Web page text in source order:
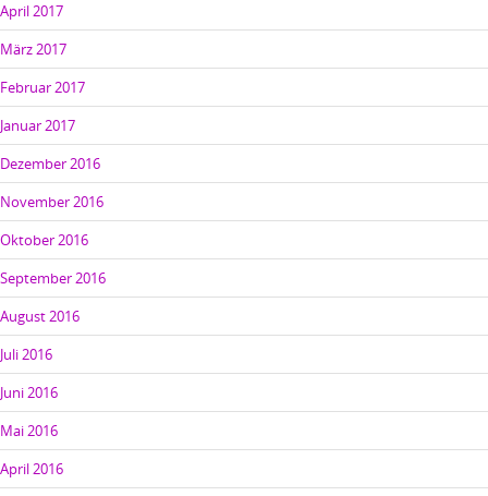
April 2017
März 2017
Februar 2017
Januar 2017
Dezember 2016
November 2016
Oktober 2016
September 2016
August 2016
Juli 2016
Juni 2016
Mai 2016
April 2016